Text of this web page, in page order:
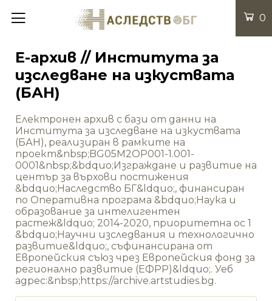
Е-архив // Института за
изследване на изкуствата
(БАН)
Електронен архив с бази от данни на
Института за изследване на изкуствата
(БАН), реализиран в рамките на
проект&nbsp;BG05M2OP001-1.001-
0001&nbsp;&bdquo;Изграждане и развитие на
център за върхови постижения
&bdquo;Наследство БГ&ldquo;, финансиран
по Оперативна програма &bdquo;Наука и
образование за интелигентен
растеж&ldquo; 2014-2020, приоритетна ос 1
&bdquo;Научни изследвания и технологично
развитие&ldquo;, съфинансирана от
Европейския съюз чрез Европейския фонд за
регионално развитие (ЕФРР)&ldquo;. Уеб
адрес:&nbsp;https://archive.artstudies.bg.
0